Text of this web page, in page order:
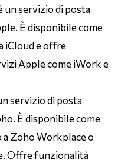
un servizio di posta
È disponibile come
iCloud e offre
Apple come iWork e
servizio di posta
È disponibile come
a Zoho Workplace o
Offre funzionalità